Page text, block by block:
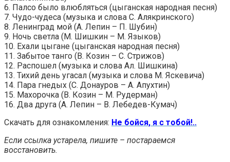
6. Палсо было влюбляться (цыганская народная песня)
7. Чудо-чудеса (музыка и слова С. Алякринского)
8. Ленинград мой (А. Лепин – П. Шубин)
9. Ночь светла (М. Шишкин – М. Языков)
10. Ехали цыгане (цыганская народная песня)
11. Забытое танго (В. Козин – С. Стрижов)
12. Распошел (музыка и слова Ал. Шишкина)
13. Тихий день угасал (музыка и слова М. Яскевича)
14. Пара гнедых (С. Донауров – А. Апухтин)
15. Махорочка (В. Козин – М. Рудерман)
16. Два друга (А. Лепин – В. Лебедев-Кумач)
Скачать для ознакомления: Не бойся, я с тобой!..
Если ссылка устарела, пишите – постараемся
восстановить.